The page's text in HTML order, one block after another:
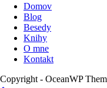
Domov
Blog
Besedy
Knihy
O mne
Kontakt
Copyright - OceanWP